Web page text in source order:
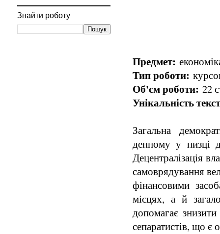
Предмет:
Тип роботи:
Об'єм роботи: 22
Унікальність
Загальна
денному у низці
Децентралізація
самоврядування
фінансовими
місцях, а й
допомагає
сепаратистів, що
Знайти роботу